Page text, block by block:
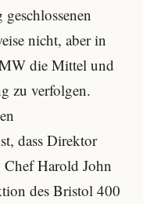
nicht, aber in
die Mittel und
zu verfolgen.
dass Direktor
Chef Harold John
des Bristol 400